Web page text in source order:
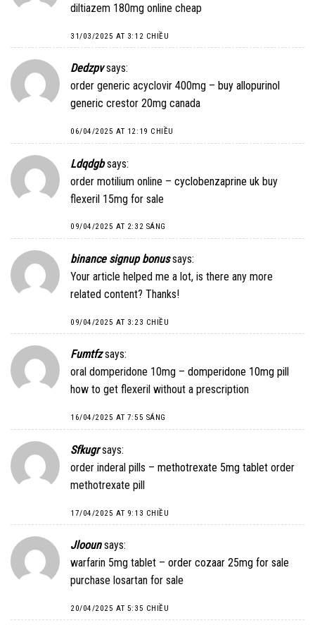
diltiazem 180mg online cheap
31/03/2025 AT 3:12 CHIỀU
Dedzpv says:
order generic acyclovir 400mg – buy allopurinol
generic crestor 20mg canada
06/04/2025 AT 12:19 CHIỀU
Ldqdgb says:
order motilium online – cyclobenzaprine uk buy
flexeril 15mg for sale
09/04/2025 AT 2:32 SÁNG
binance signup bonus says:
Your article helped me a lot, is there any more
related content? Thanks!
09/04/2025 AT 3:23 CHIỀU
Fumtfz says:
oral domperidone 10mg – domperidone 10mg pill
how to get flexeril without a prescription
16/04/2025 AT 7:55 SÁNG
Sfkugr says:
order inderal pills – methotrexate 5mg tablet order
methotrexate pill
17/04/2025 AT 9:13 CHIỀU
Jlooun says:
warfarin 5mg tablet – order cozaar 25mg for sale
purchase losartan for sale
20/04/2025 AT 5:35 CHIỀU